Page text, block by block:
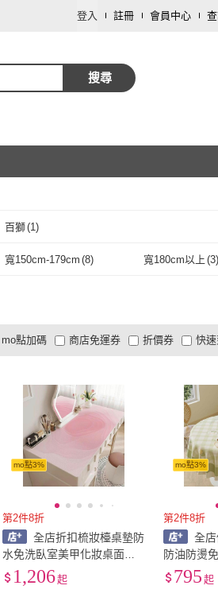
登入 註冊 會員中心
搜尋
百獅(1)
百獅(1)
寬150cm-179cm (8) 寬180cm以上 (3)
取消
折價券
商品有量
mo點加碼 快
大家電安心配
大家電快配
商店免運券
及以上 3 及以上 及以上 1
mo點3%
第2件8折
全店折扣梳妝檯桌墊防
水免洗臥室美甲化妝桌面保
護墊子輕奢高級感茶幾桌布
1,206起
mo點3%
第2件8折
全
防油防燙
用pvc茶幾
795 起